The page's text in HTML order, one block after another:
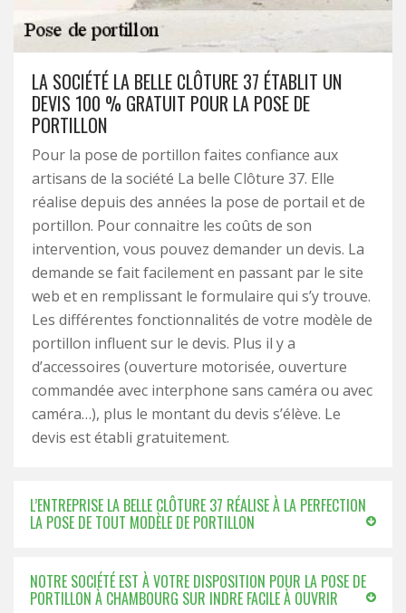
LA SOCIÉTÉ LA BELLE CLÔTURE 37 ÉTABLIT UN
DEVIS 100 % GRATUIT POUR LA POSE DE
PORTILLON
Pour la pose de portillon faites confiance aux
artisans de la société La belle Clôture 37. Elle
réalise depuis des années la pose de portail et de
portillon. Pour connaitre les coûts de son
intervention, vous pouvez demander un devis. La
demande se fait facilement en passant par le site
web et en remplissant le formulaire qui s’y trouve.
Les différentes fonctionnalités de votre modèle de
portillon influent sur le devis. Plus il y a
d’accessoires (ouverture motorisée, ouverture
commandée avec interphone sans caméra ou avec
caméra…), plus le montant du devis s’élève. Le
devis est établi gratuitement.
L’ENTREPRISE LA BELLE CLÔTURE 37 RÉALISE À LA PERFECTION
LA POSE DE TOUT MODÈLE DE PORTILLON
NOTRE SOCIÉTÉ EST À VOTRE DISPOSITION POUR LA POSE DE
PORTILLON À CHAMBOURG SUR INDRE FACILE À OUVRIR